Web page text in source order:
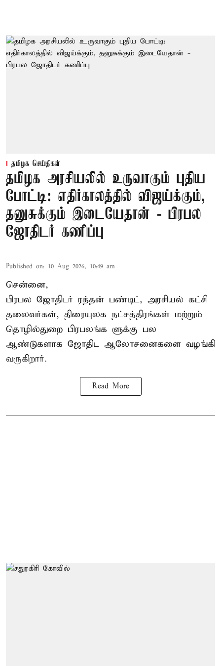
தமிழக செய்திகள்
தமிழக அரசியலில் உருவாகும் புதிய
போட்டி: எதிர்காலத்தில் விஜய்க்கும்,
தனுசுக்கும் இடையேதான் - பிரபல
ஜோதிடர் கணிப்பு
Published on: 10 Aug 2026, 10:49 am
சென்னை,
பிரபல ஜோதிடர் ரத்தன் பண்டிட், அரசியல் கட்சி
தலைவர்கள், திரையுலக நட்சத்திரங்கள் மற்றும்
தொழில்துறை பிரபலங்க ளுக்கு பல
ஆண்டுகளாக ஜோதிட ஆலோசனைகளை வழங்கி
வருகிறார்.
Read More